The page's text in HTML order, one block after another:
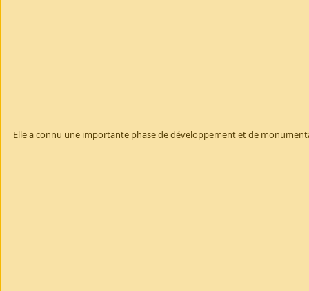
Elle a connu une importante phase de développement et de